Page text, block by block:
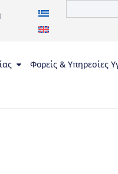
Φορείς & Υπηρεσίες